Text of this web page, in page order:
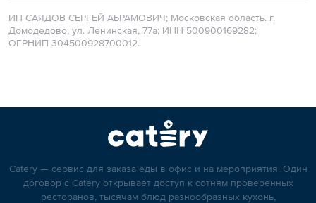
ИП САЯДОВ СЕРГЕЙ АБРАМОВИЧ; Московская область. г.
Домодедово, ул. Ленинская, 77а; ИНН 500900169282;
ОГРНИП 304500928700012.
Catery — сервис для заказа еды в офис и на мероприятия. Один
договор с Catery открывает доступ к сотням проверенных
ресторанов, тысячам блюд разнообразных кухонь,